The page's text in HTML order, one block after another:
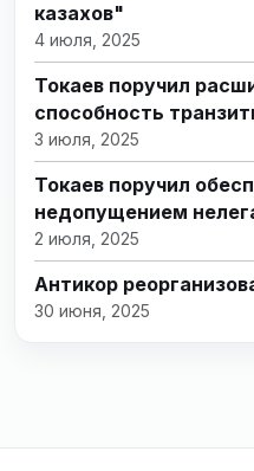
казахов"
4 июля, 2025
Токаев поручил
способность
3 июля, 2025
Токаев поручил
недопущением
2 июля, 2025
Антикор
30 июня, 2025